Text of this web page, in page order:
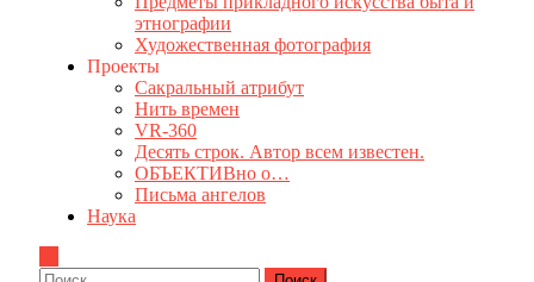
этнографии
Художественная фотография
Проекты
Сакральный атрибут
Нить времен
VR-360
Десять строк. Автор всем известен.
ОБЪЕКТИВно о…
Письма ангелов
Наука
Найти: